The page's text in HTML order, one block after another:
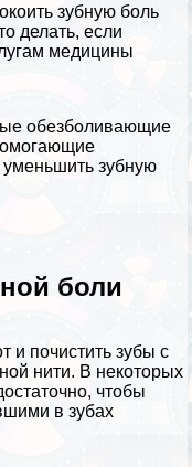
зубную боль
делать, если
медицины
обезболивающие
уменьшить зубную
боли
и почистить зубы с
нити. В некоторых
чтобы
в зубах